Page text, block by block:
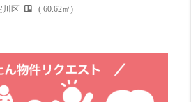
区 ( 60.62㎡)